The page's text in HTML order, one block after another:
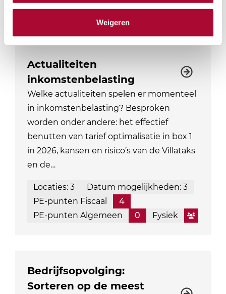
Weigeren
Module
Actualiteiten
inkomstenbelasting
Welke actualiteiten spelen er momenteel
in inkomstenbelasting? Besproken
worden onder andere: het effectief
benutten van tarief optimalisatie in box 1
in 2026, kansen en risico’s van de Villataks
en de…
Locaties: 3
Datum mogelijkheden: 3
PE-punten Fiscaal
4
PE-punten Algemeen
0 Fysiek
Bedrijfsopvolging:
Sorteren op de meest